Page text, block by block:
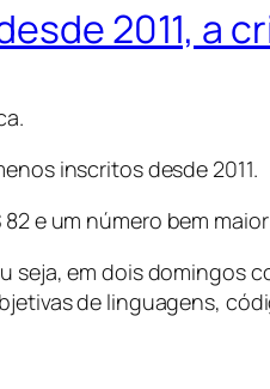
2011, a
inscritos desde 2011.
e um número bem
seja, em dois domingos
de linguagens,